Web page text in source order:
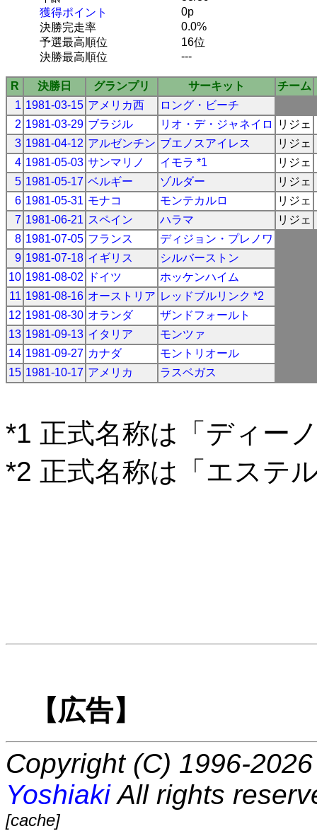
獲得ポイント
0p
決勝完走率
0.0%
予選最高順位
16位
決勝最高順位
---
R 決勝日 グランプリ サーキット
チーム
1 1981-03-15 アメリカ西
ロング・ビーチ
2 1981-03-29 ブラジル リオ・デ・ジャネイロ リジェ
3 1981-04-12 アルゼンチン ブエノスアイレス リジェ
4 1981-05-03 サンマリノ イモラ *1 リジェ
5 1981-05-17 ベルギー ゾルダー リジェ
6 1981-05-31 モナコ モンテカルロ リジェ
7 1981-06-21 スペイン ハラマ リジェ
8 1981-07-05 フランス
ディジョン・プレノワ
9 1981-07-18 イギリス
シルバーストン
10 1981-08-02 ドイツ
ホッケンハイム
11 1981-08-16 オーストリア レッドブルリンク *2
12 1981-08-30 オランダ
ザンドフォールト
13 1981-09-13 イタリア
モンツァ
14 1981-09-27 カナダ
モントリオール
15 1981-10-17 アメリカ ラスベガス
*1 正式名称は「ディー
*2 正式名称は「エステ
【広告】
Copyright (C) 1996-
YoshiakiAll rights
[cache]